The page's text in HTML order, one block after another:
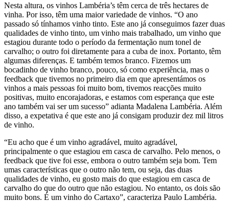
Nesta altura, os vinhos Lambéria’s têm cerca de três hectares de
vinha. Por isso, têm uma maior variedade de vinhos. “O ano
passado só tínhamos vinho tinto. Este ano já conseguimos fazer duas
qualidades de vinho tinto, um vinho mais trabalhado, um vinho que
estagiou durante todo o período da fermentação num tonel de
carvalho; o outro foi diretamente para a cuba de inox. Portanto, têm
algumas diferenças. E também temos branco. Fizemos um
bocadinho de vinho branco, pouco, só como experiência, mas o
feedback que tivemos no primeiro dia em que apresentámos os
vinhos a mais pessoas foi muito bom, tivemos reacções muito
positivas, muito encorajadoras, e estamos com esperança que este
ano também vai ser um sucesso” adianta Madalena Lambéria. Além
disso, a expetativa é que este ano já consigam produzir dez mil litros
de vinho.
“Eu acho que é um vinho agradável, muito agradável,
principalmente o que estagiou em casca de carvalho. Pelo menos, o
feedback que tive foi esse, embora o outro também seja bom. Tem
umas características que o outro não tem, ou seja, das duas
qualidades de vinho, eu gosto mais do que estagiou em casca de
carvalho do que do outro que não estagiou. No entanto, os dois são
muito bons. É um vinho do Cartaxo”, caracteriza Paulo Lambéria.